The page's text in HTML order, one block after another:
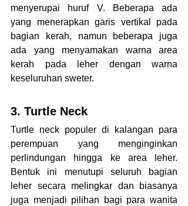
menyerupai huruf V. Beberapa ada
yang menerapkan garis vertikal pada
bagian kerah, namun beberapa juga
ada yang menyamakan warna area
kerah pada leher dengan warna
keseluruhan sweter.
3. Turtle Neck
Turtle neck populer di kalangan para
perempuan yang menginginkan
perlindungan hingga ke area leher.
Bentuk ini menutupi seluruh bagian
leher secara melingkar dan biasanya
juga menjadi pilihan bagi para wanita